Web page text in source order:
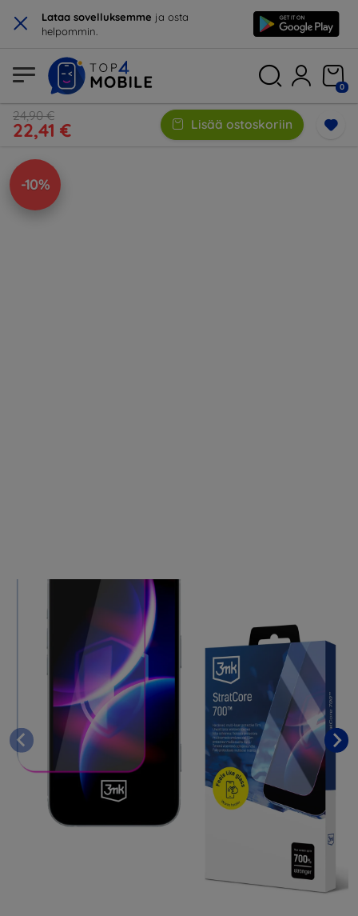
× Lataa sovelluksemme ja osta
helpommin.
0
24,90 €
22,41 € Lisää ostoskoriin
-10%